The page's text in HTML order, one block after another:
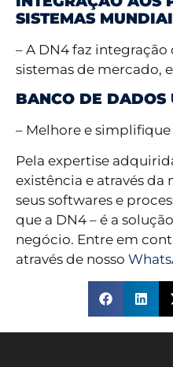
SISTEMAS
– A DN4 faz
sistemas de mercado,
BANCO DE DADOS
– Melhore e
Pela expertise
existência e através
seus softwares e
que a DN4 – é a
negócio. Entre em
através de nosso